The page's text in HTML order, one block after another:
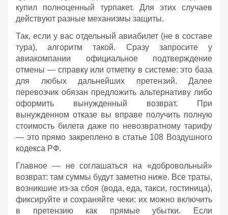
купил полноценный турпакет. Для этих случаев
действуют разные механизмы защиты.
Так, если у вас отдельный авиабилет (не в составе
тура), алгоритм такой. Сразу запросите у
авиакомпании официальное подтверждение
отмены — справку или отметку в системе: это база
для любых дальнейших претензий. Далее
перевозчик обязан предложить альтернативу либо
оформить вынужденный возврат. При
вынужденном отказе вы вправе получить полную
стоимость билета даже по невозвратному тарифу
— это прямо закреплено в статье 108 Воздушного
кодекса РФ.
Главное — не соглашаться на «добровольный»
возврат: там суммы будут заметно ниже. Все траты,
возникшие из‑за сбоя (вода, еда, такси, гостиница),
фиксируйте и сохраняйте чеки: их можно включить
в претензию как прямые убытки. Если